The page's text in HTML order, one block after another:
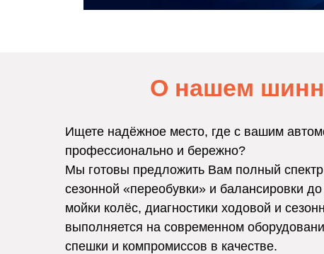
О нашем
Ищете надёжное место, где с вашим
профессионально и бережно?
Мы готовы предложить Вам полный
сезонной «переобувки» и балансировки
мойки колёс, диагностики ходовой и
выполняется на современном
спешки и компромиссов в качестве.